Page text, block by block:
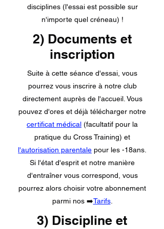
disciplines (l'essai est possible sur
n'importe quel créneau) !
2) Documents et
inscription
Suite à cette séance d'essai, vous
pourrez vous inscrire à notre club
directement auprès de l'accueil. Vous
pouvez d'ores et déjà télécharger notre
certificat médical (facultatif pour la
pratique du Cross Training) et
l'autorisation parentale pour les -18ans.
Si l'état d'esprit et notre manière
d'entraîner vous correspond, vous
pourrez alors choisir votre abonnement
parmi nos ➡️Tarifs.
3) Discipline et